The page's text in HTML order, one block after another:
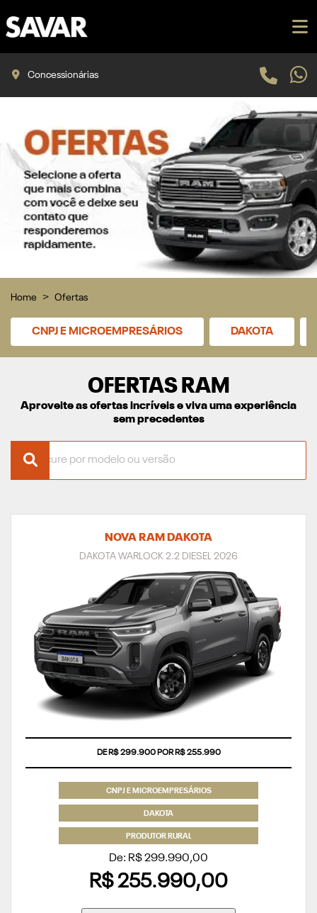
Concessionárias
Home Ofertas
CNPJ E MICROEMPRESÁRIOS DAKOTA
OFERTAS RAM
Aproveite as ofertas incríveis e viva uma experiência
sem precedentes
NOVA RAM DAKOTA
DAKOTA WARLOCK 2.2 DIESEL 2026
DE R$ 299.900 POR R$ 255.990
CNPJ E MICROEMPRESÁRIOS
DAKOTA
PRODUTOR RURAL
De: R$ 299.990,00
R$ 255.990,00